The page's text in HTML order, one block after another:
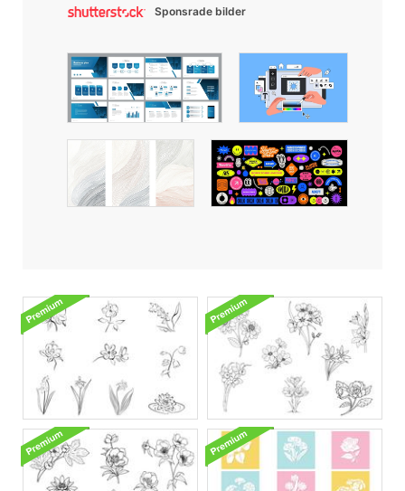
Sponsrade bilder